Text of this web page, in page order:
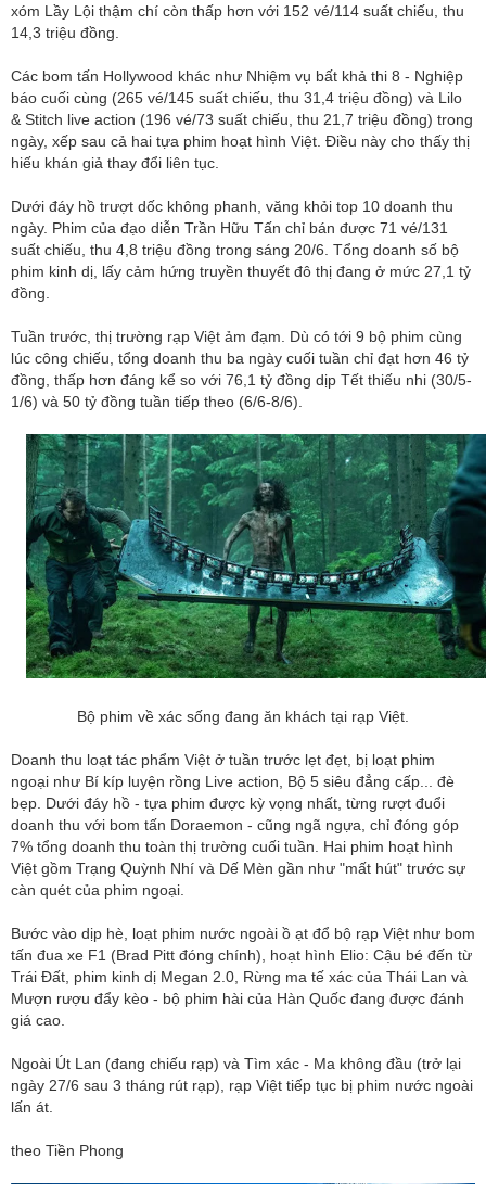
xóm Lầy Lội thậm chí còn thấp hơn với 152 vé/114 suất chiếu, thu
14,3 triệu đồng.
Các bom tấn Hollywood khác như Nhiệm vụ bất khả thi 8 - Nghiệp
báo cuối cùng (265 vé/145 suất chiếu, thu 31,4 triệu đồng) và Lilo
& Stitch live action (196 vé/73 suất chiếu, thu 21,7 triệu đồng) trong
ngày, xếp sau cả hai tựa phim hoạt hình Việt. Điều này cho thấy thị
hiếu khán giả thay đổi liên tục.
Dưới đáy hồ trượt dốc không phanh, văng khỏi top 10 doanh thu
ngày. Phim của đạo diễn Trần Hữu Tấn chỉ bán được 71 vé/131
suất chiếu, thu 4,8 triệu đồng trong sáng 20/6. Tổng doanh số bộ
phim kinh dị, lấy cảm hứng truyền thuyết đô thị đang ở mức 27,1 tỷ
đồng.
Tuần trước, thị trường rạp Việt ảm đạm. Dù có tới 9 bộ phim cùng
lúc công chiếu, tổng doanh thu ba ngày cuối tuần chỉ đạt hơn 46 tỷ
đồng, thấp hơn đáng kể so với 76,1 tỷ đồng dịp Tết thiếu nhi (30/5-
1/6) và 50 tỷ đồng tuần tiếp theo (6/6-8/6).
Bộ phim về xác sống đang ăn khách tại rạp Việt.
Doanh thu loạt tác phẩm Việt ở tuần trước lẹt đẹt, bị loạt phim
ngoại như Bí kíp luyện rồng Live action, Bộ 5 siêu đẳng cấp... đè
bẹp. Dưới đáy hồ - tựa phim được kỳ vọng nhất, từng rượt đuổi
doanh thu với bom tấn Doraemon - cũng ngã ngựa, chỉ đóng góp
7% tổng doanh thu toàn thị trường cuối tuần. Hai phim hoạt hình
Việt gồm Trạng Quỳnh Nhí và Dế Mèn gần như "mất hút" trước sự
càn quét của phim ngoại.
Bước vào dịp hè, loạt phim nước ngoài ồ ạt đổ bộ rạp Việt như bom
tấn đua xe F1 (Brad Pitt đóng chính), hoạt hình Elio: Cậu bé đến từ
Trái Đất, phim kinh dị Megan 2.0, Rừng ma tế xác của Thái Lan và
Mượn rượu đẩy kèo - bộ phim hài của Hàn Quốc đang được đánh
giá cao.
Ngoài Út Lan (đang chiếu rạp) và Tìm xác - Ma không đầu (trở lại
ngày 27/6 sau 3 tháng rút rạp), rạp Việt tiếp tục bị phim nước ngoài
lấn át.
theo Tiền Phong